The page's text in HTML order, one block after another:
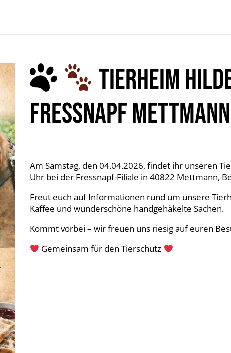
TIERHEIM
FRESSNAPF METTMANN
Am Samstag, den 04.04.2026, findet ihr unseren
Uhr bei der Fressnapf-Filiale in 40822 Mettmann,
Freut euch auf Informationen rund um unsere
Kaffee und wunderschöne handgehäkelte Sachen.
Kommt vorbei – wir freuen uns riesig auf euren
Gemeinsam für den Tierschutz